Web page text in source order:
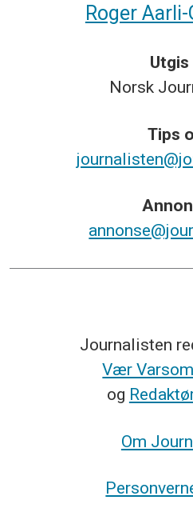
Roger
Utgis
Norsk
Tips
Journalisten
Vær
og
Om